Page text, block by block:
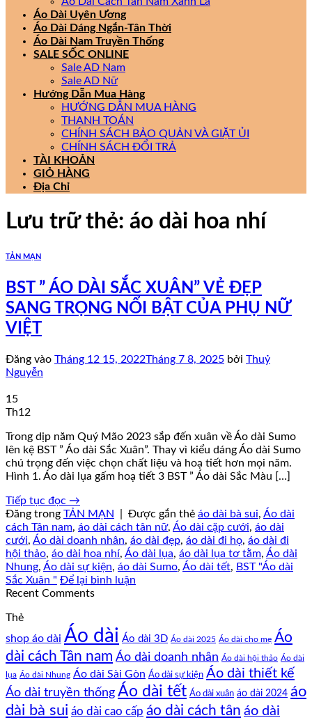
Áo Dài Uyên Ương
Áo Dài Dáng Ngắn-Tân Thời
Áo Dài Nam Truyền Thống
SALE SỐC ONLINE
Sale AD Nam
Sale AD Nữ
Hướng Dẫn Mua Hàng
HƯỚNG DẪN MUA HÀNG
THANH TOÁN
CHÍNH SÁCH BẢO QUẢN VÀ GIẶT ỦI
CHÍNH SÁCH ĐỔI TRẢ
TÀI KHOẢN
GIỎ HÀNG
Địa Chỉ
Lưu trữ thẻ: áo dài hoa nhí
TẢN MẠN
BST ” ÁO DÀI SẮC XUÂN” VẺ ĐẸP
SANG TRỌNG NỔI BẬT CỦA PHỤ NỮ
VIỆT
Đăng vào Tháng 12 15, 2022Tháng 7 8, 2025 bởi Thuỷ
Nguyễn
15
Th12
Trong dịp năm Quý Mão 2023 sắp đến xuân về Áo dài Sumo
lên kệ BST ” Áo dài Sắc Xuân”. Thay vì kiểu dáng Áo dài Sumo
chú trọng đến việc chọn chất liệu và hoạ tiết hơn mọi năm.
Hình 1. Áo dài lụa gấm hoạ tiết 3 BST ” Áo dài Sắc Màu […]
Tiếp tục đọc →
Đăng trong TẢN MẠN Được gắn thẻ áo dài bà sui, Áo dài
cách Tân nam, áo dài cách tân nữ, Áo dài cặp cưới, áo dài
cưới, Áo dài doanh nhân, áo dài đẹp, áo dài đi họ, áo dài đi
hội thảo, áo dài hoa nhí, Áo dài lụa, áo dài lụa tơ tằm, Áo dài
Nhung, Áo dài sự kiện, áo dài Sumo, Áo dài tết, BST "Áo dài
Sắc Xuân " Để lại bình luận
Recent Comments
Thẻ
shop áo dài Áo dài Áo dài 3D Áo dài 2025 Áo dài cho mẹ Áo
dài cách Tân nam Áo dài doanh nhân Áo dài hội thảo Áo dài
lụa Áo dài Nhung Áo dài Sài Gòn Áo dài sự kiện Áo dài thiết kế
Áo dài truyền thống Áo dài tết Áo dài xuân áo dài 2024 áo
dài bà sui áo dài cao cấp áo dài cách tân áo dài